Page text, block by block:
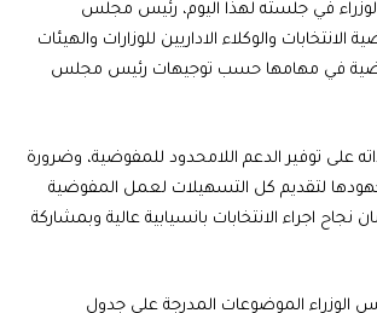
في جلسته لهذا اليوم، رئيس مجلس
والوكلاء الاداريين للوزارات والهيئات
في مهامها حسب توجيهات رئيس مجلس
على توفير الدعم اللامحدود للمفوضية، وضرورة
جهودها لتقديم كل التسهيلات لعمل المفوضية
اجراء الانتخابات بانسيابية عالية وبمشاركة
الموضوعات المدرجة على جدول